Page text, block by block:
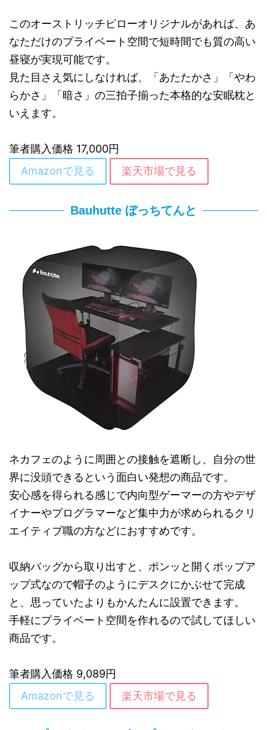
このオーストリッチピローオリジナルがあれば、あ
なただけのプライベート空間で短時間でも質の高い
昼寝が実現可能です。
見た目さえ気にしなければ、「あたたかさ」「やわ
らかさ」「暗さ」の三拍子揃った本格的な安眠枕と
いえます。
筆者購入価格 17,000円
Amazonで見る
楽天市場で見る
Bauhutte ぼっちてんと
ネカフェのように周囲との接触を遮断し、自分の世
界に没頭できるという面白い発想の商品です。
安心感を得られる感じで内向型ゲーマーの方やデザ
イナーやプログラマーなど集中力が求められるクリ
エイティブ職の方などにおすすめです。
収納バッグから取り出すと、ポンッと開くポップア
ップ式なので帽子のようにデスクにかぶせて完成
と、思っていたよりもかんたんに設置できます。
手軽にプライベート空間を作れるので試してほしい
商品です。
筆者購入価格 9,089円
Amazonで見る
楽天市場で見る